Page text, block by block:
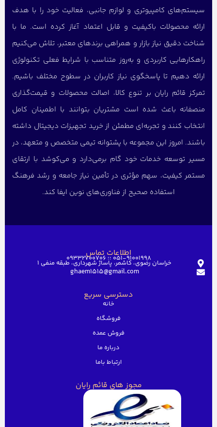
سیستم‌های کامپیوتری و لوازم جانبی، فعالیت خود را با هدف
ارائه محصولات باکیفیت و قابل اعتماد آغاز کرده است. ما با
شناخت دقیق نیاز بازار و همراهی برندهای معتبر، تلاش می‌کنیم
راهکارهایی کاربردی و به‌روز متناسب با شرایط فعلی تکنولوژی
ارائه دهیم تا پاسخگوی نیاز کاربران در سطوح مختلف باشیم.
تمرکز قائم رایان بر تنوع کالا، اصالت محصولات و قیمت‌گذاری
منصفانه باعث شده است مشتریان بتوانند با اطمینان کامل
انتخاب کنند و تجربه‌ای مطمئن از خرید تجهیزات دیجیتال داشته
باشند. امروز این مجموعه با پشتوانه تیمی متخصص و متعهد، در
مسیر توسعه خدمات خود گام برمی‌دارد و می‌کوشد با ارتقای
مستمر کیفیت، سهم مؤثری در تأمین نیاز جامعه و رشد فرهنگ
استفاده صحیح از فناوری‌های نوین ایفا کند.
اطلاعات تماس051-91001998 ؛؛ 09332700706
خراسان رضوی، کاشمر، پاساژ شهرداری، طبقه منفی ۱
ghaem1515@gmail.com
دسترسی سریع
خانه
فروشگاه
فروش عمده
درباره ما
ارتباط باما
مجوز های قائم رایان